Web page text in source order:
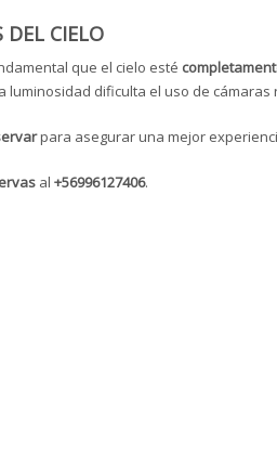
DEL CIELO
que el cielo esté
luminosidad dificulta el uso de
para asegurar una mejor
al +56996127406.